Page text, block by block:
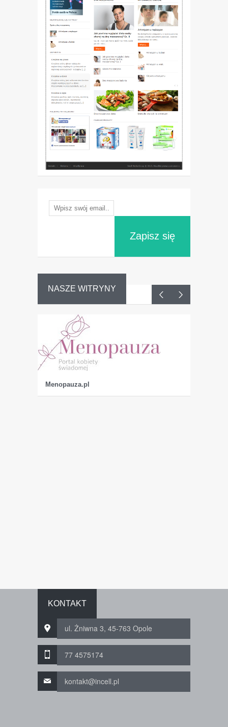
Zapisz się
NASZE WITRYNY
Menopauza.pl
KONTAKT
ul. Żniwna 3, 45-763 Opole
77 4575174
kontakt@incell.pl